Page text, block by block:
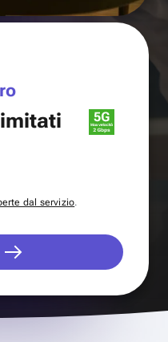
dal servizio.